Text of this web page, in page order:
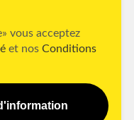
vous acceptez
et nos Conditions